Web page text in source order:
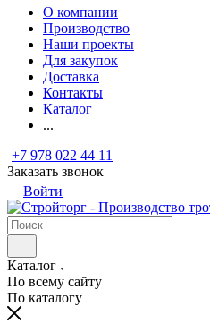
О компании
Производство
Наши проекты
Для закупок
Доставка
Контакты
Каталог
...
+7 978 022 44 11
Заказать звонок
Войти
Каталог
По всему сайту
По каталогу